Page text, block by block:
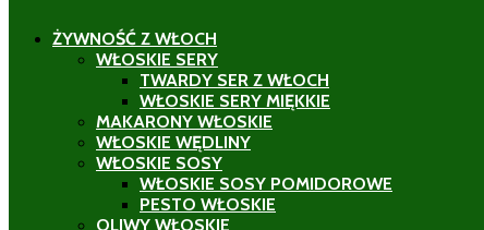
ŻYWNOŚĆ Z WŁOCH
WŁOSKIE SERY
TWARDY SER Z WŁOCH
WŁOSKIE SERY MIĘKKIE
MAKARONY WŁOSKIE
WŁOSKIE WĘDLINY
WŁOSKIE SOSY
WŁOSKIE SOSY POMIDOROWE
PESTO WŁOSKIE
OLIWY WŁOSKIE